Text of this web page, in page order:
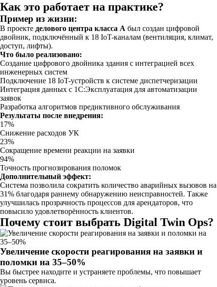
Как это работает на практике?
Пример из жизни:
В проекте делового центра класса А был создан цифровой
двойник, подключённый к 18 IoT-каналам (вентиляция, климат,
доступ, лифты).
Что было реализовано:
Создание цифрового двойника здания с интеграцией всех
инженерных систем
Подключение 18 IoT-устройств к системе диспетчеризации
Интеграция данных с 1С:Эксплуатация для автоматизации
заявок
Разработка алгоритмов предиктивного обслуживания
Результаты после внедрения:
17%
Снижение расходов УК
23%
Сокращение времени реакции на заявки
94%
Точность прогнозирования поломок
Дополнительный эффект:
Система позволила сократить количество аварийных вызовов на
31% благодаря раннему обнаружению неисправностей. Также
улучшилась прозрачность процессов для арендаторов, что
повысило удовлетворённость клиентов.
Почему стоит выбрать Digital Twin Ops?
Увеличение скорости реагирования на заявки и
поломки на 35–50%
Вы быстрее находите и устраняете проблемы, что повышает
уровень сервиса.